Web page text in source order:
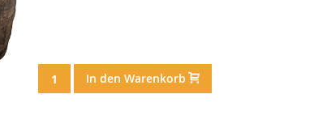
In den Warenkorb